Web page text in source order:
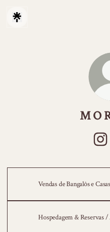
M O
Vendas de Bangalôs e
Hospedagem & Reservas